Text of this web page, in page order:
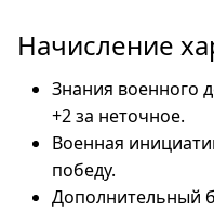
Начисление
Знания военного
+2 за неточное.
Военная
победу.
Дополнительный